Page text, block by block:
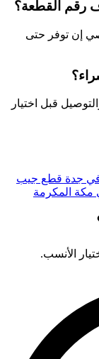
رقم القطعة؟
إن توفر حتى
قبل اختيار
جدة قطع جيب
المكرمة
الأنسب.